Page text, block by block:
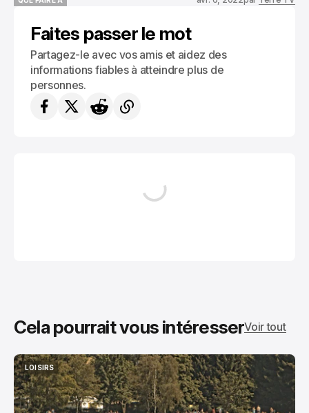
Faites passer le mot
Partagez-le avec vos amis et aidez des
informations fiables à atteindre plus de
personnes.
Cela pourrait vous intéresserVoir tout
LOISIRS
LOISIRS